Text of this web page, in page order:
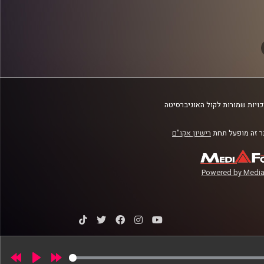
שמורות לקול האוניברסיטה
זה מופעל תחת רישיון אקו"ם
Powered by